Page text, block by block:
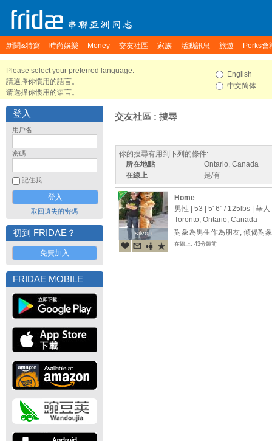
新聞&特寫 時尚娛樂 Money 交友社區 家族 活動訊息 旅遊 Perks會
Please select your preferred language.
請選擇你慣用的語言。
请选择你惯用的语言。
English
中文简体
登入
用戶名
密碼
記住我
取回遺失的密碼
初到 FRIDAE？
免費加入
FRIDAE MOBILE
交友社區 : 搜尋
你的搜尋有用到下列的條件:
所在地點
Ontario, Canada
在線上
是/有
silvon
silvon
Home
男性 | 53 | 5' 6" / 125lbs | 華人
Toronto, Ontario, Canada
對象為男生作為朋友, 傾偈對象
在線上: 43分鐘前